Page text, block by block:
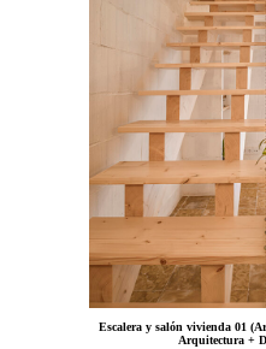
Escalera y salón vivienda 01
Arquitectura +